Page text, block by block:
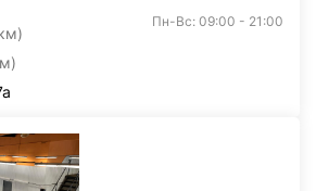
Пн-Вс: 09:00 - 21:00